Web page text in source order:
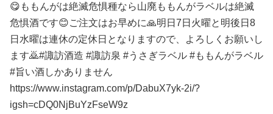
😋ももんがは絶滅危惧種なら山廃ももんがラベルは絶滅
危惧酒です😊ご注文はお早めに🙏明日7日火曜と明後日8
日水曜は連休の定休日となりますので、よろしくお願いし
ます🙇#諏訪酒造 #諏訪泉 #うさぎラベル #ももんがラベル
#旨い酒しかありません
https://www.instagram.com/p/DabuX7yk-2i/?
igsh=cDQ0NjBuYzFseW9z